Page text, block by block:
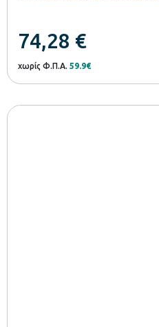
74,28 €
χωρίς Φ.Π.Α. 59.9€